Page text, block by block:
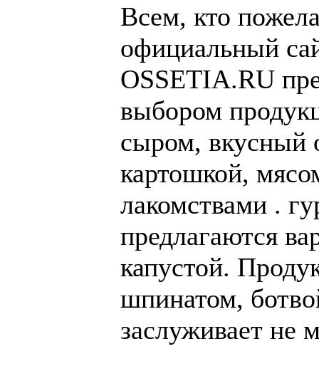
Всем, кто
официальный
OSSETIA.RU
выбором
сыром, вкусный
картошкой,
лакомствами .
предлагаются
капустой.
шпинатом,
заслуживает не